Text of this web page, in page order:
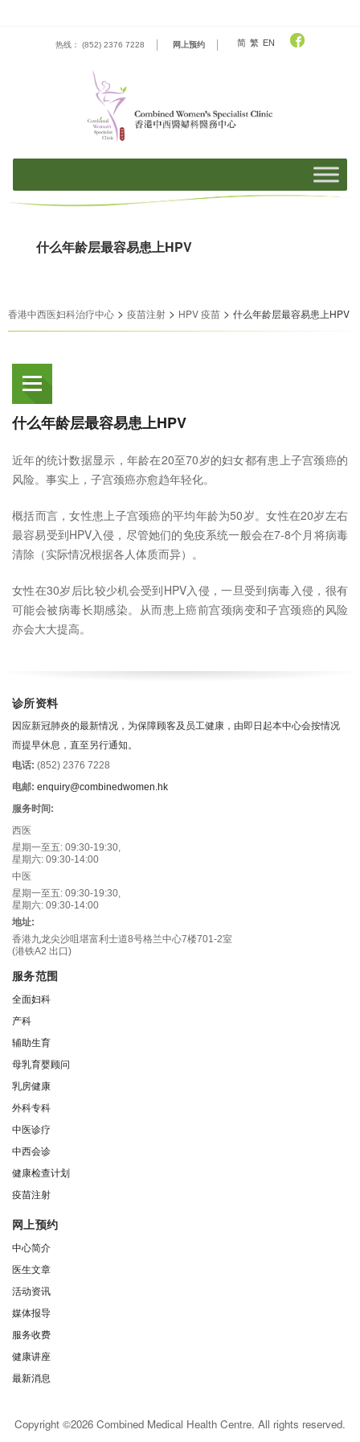
热线： (852) 2376 7228 网上预约 简 繁 EN
什么年龄层最容易患上HPV
香港中西医妇科治疗中心 > 疫苗注射 > HPV 疫苗 > 什么年龄层最容易患上HPV
什么年龄层最容易患上HPV
近年的统计数据显示，年龄在20至70岁的妇女都有患上子宫颈癌的
风险。事实上，子宫颈癌亦愈趋年轻化。
概括而言，女性患上子宫颈癌的平均年龄为50岁。女性在20岁左右
最容易受到HPV入侵，尽管她们的免疫系统一般会在7-8个月将病毒
清除（实际情况根据各人体质而异）。
女性在30岁后比较少机会受到HPV入侵，一旦受到病毒入侵，很有
可能会被病毒长期感染。从而患上癌前宫颈病变和子宫颈癌的风险
亦会大大提高。
诊所资料
因应新冠肺炎的最新情况，为保障顾客及员工健康，由即日起本中心会按情况
而提早休息，直至另行通知。
电话: (852) 2376 7228
电邮: enquiry@combinedwomen.hk
服务时间:
西医
星期一至五: 09:30-19:30,
星期六: 09:30-14:00
中医
星期一至五: 09:30-19:30,
星期六: 09:30-14:00
地址:
香港九龙尖沙咀堪富利士道8号格兰中心7楼701-2室
(港铁A2 出口)
服务范围
全面妇科
产科
辅助生育
母乳育婴顾问
乳房健康
外科专科
中医诊疗
中西会诊
健康检查计划
疫苗注射
网上预约
中心简介
医生文章
活动资讯
媒体报导
服务收费
健康讲座
最新消息
Copyright ©2026 Combined Medical Health Centre. All rights reserved.